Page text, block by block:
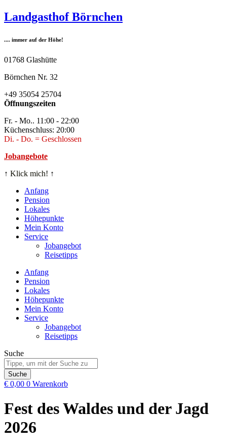
Zum
Inhalt
Landgasthof Börnchen
.... immer auf der Höhe!
01768 Glashütte
Börnchen Nr. 32
+49 35054 25704
Öffnungszeiten
Fr. - Mo.. 11:00 - 22:00
Küchenschluss: 20:00
Di. - Do. = Geschlossen
Jobangebote
↑ Klick mich! ↑
Anfang
Pension
Lokales
Höhepunkte
Mein Konto
Service
Jobangebot
Reisetipps
Anfang
Pension
Lokales
Höhepunkte
Mein Konto
Service
Jobangebot
Reisetipps
Suche
Suche
€ 0,00 0 Warenkorb
Fest des Waldes und der Jagd
2026